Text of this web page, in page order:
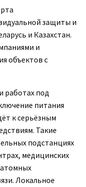
защиты и
и Казахстан.
и
объектов с
работах под
питания
к серьёзным
Такие
подстанциях
медицинских
Локальное